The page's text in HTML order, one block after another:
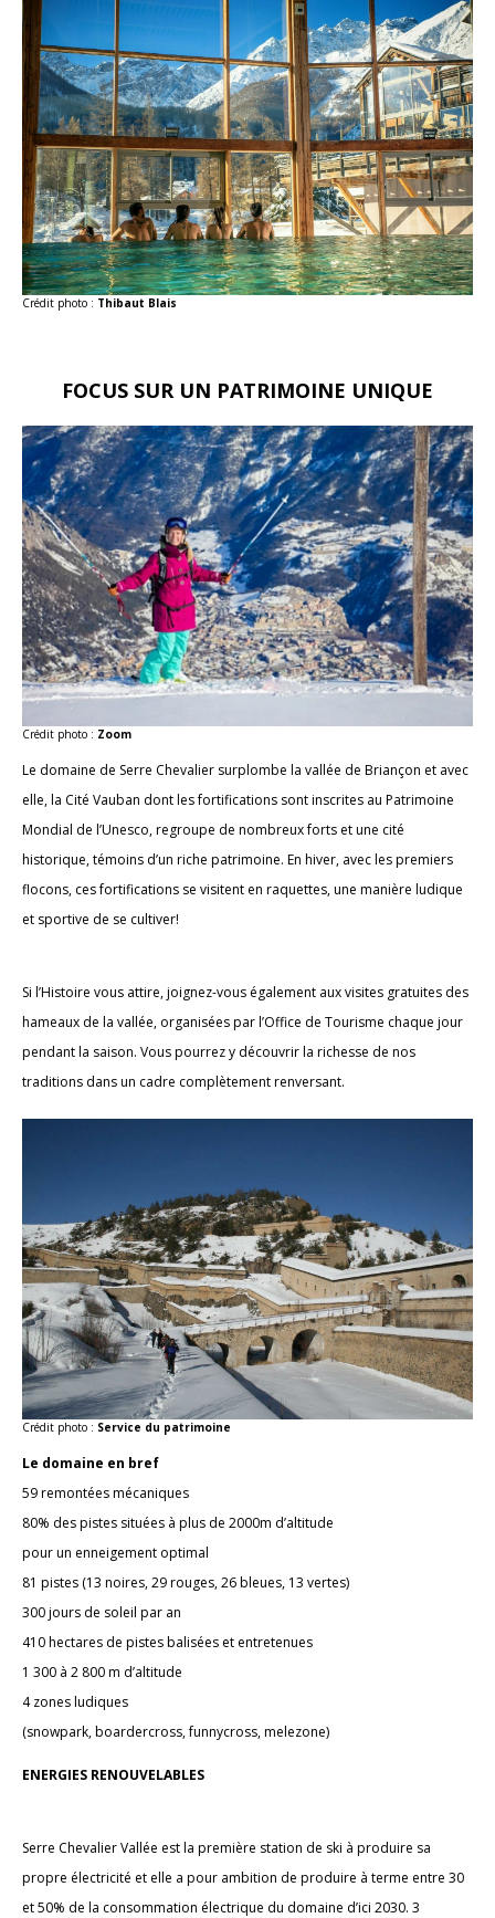
Crédit photo : Thibaut Blais
FOCUS SUR UN PATRIMOINE UNIQUE
Crédit photo : Zoom
Le domaine de Serre Chevalier surplombe la vallée de Briançon et avec
elle, la Cité Vauban dont les fortifications sont inscrites au Patrimoine
Mondial de l’Unesco, regroupe de nombreux forts et une cité
historique, témoins d’un riche patrimoine. En hiver, avec les premiers
flocons, ces fortifications se visitent en raquettes, une manière ludique
et sportive de se cultiver!
Si l’Histoire vous attire, joignez-vous également aux visites gratuites des
hameaux de la vallée, organisées par l’Office de Tourisme chaque jour
pendant la saison. Vous pourrez y découvrir la richesse de nos
traditions dans un cadre complètement renversant.
Crédit photo : Service du patrimoine
Le domaine en bref
59 remontées mécaniques
80% des pistes situées à plus de 2000m d’altitude
pour un enneigement optimal
81 pistes (13 noires, 29 rouges, 26 bleues, 13 vertes)
300 jours de soleil par an
410 hectares de pistes balisées et entretenues
1 300 à 2 800 m d’altitude
4 zones ludiques
(snowpark, boardercross, funnycross, melezone)
ENERGIES RENOUVELABLES
Serre Chevalier Vallée est la première station de ski à produire sa
propre électricité et elle a pour ambition de produire à terme entre 30
et 50% de la consommation électrique du domaine d’ici 2030. 3